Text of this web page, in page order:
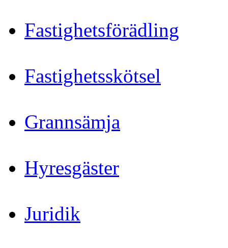
Fastighetsförädling
Fastighetsskötsel
Grannsämja
Hyresgäster
Juridik